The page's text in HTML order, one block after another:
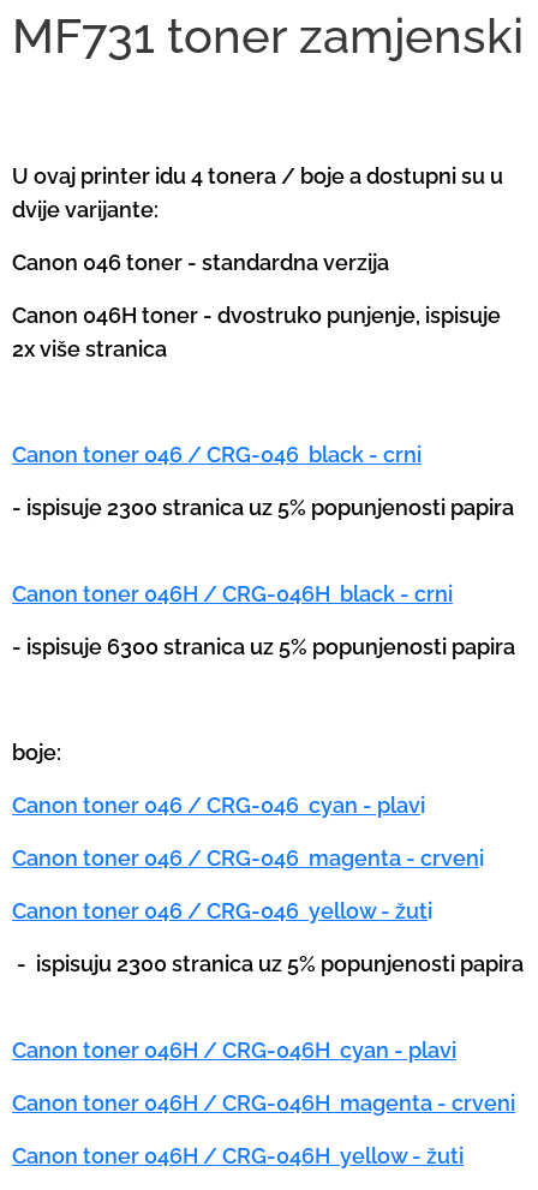
MF731 toner zamjenski
U ovaj printer idu 4 tonera / boje a dostupni su u
dvije varijante:
Canon 046 toner - standardna verzija
Canon 046H toner - dvostruko punjenje, ispisuje
2x više stranica
Canon toner 046 / CRG-046 black - crni
- ispisuje 2300 stranica uz 5% popunjenosti papira
Canon toner 046H / CRG-046H black - crni
- ispisuje 6300 stranica uz 5% popunjenosti papira
boje:
Canon toner 046 / CRG-046 cyan - plavi
Canon toner 046 / CRG-046 magenta - crveni
Canon toner 046 / CRG-046 yellow - žuti
- ispisuju 2300 stranica uz 5% popunjenosti papira
Canon toner 046H / CRG-046H cyan - plavi
Canon toner 046H / CRG-046H magenta - crveni
Canon toner 046H / CRG-046H yellow - žuti